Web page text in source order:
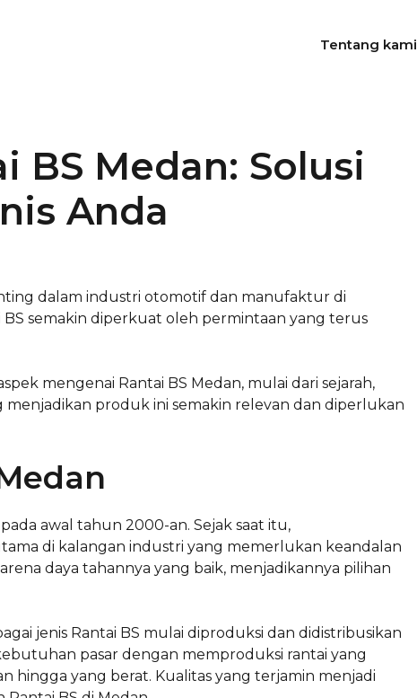
Tentang kami
BS Medan: Solusi
Anda
dalam industri otomotif dan manufaktur di
semakin diperkuat oleh permintaan yang terus
mengenai Rantai BS Medan, mulai dari sejarah,
menjadikan produk ini semakin relevan dan diperlukan
awal tahun 2000-an. Sejak saat itu,
di kalangan industri yang memerlukan keandalan
daya tahannya yang baik, menjadikannya pilihan
jenis Rantai BS mulai diproduksi dan didistribusikan
pasar dengan memproduksi rantai yang
hingga yang berat. Kualitas yang terjamin menjadi